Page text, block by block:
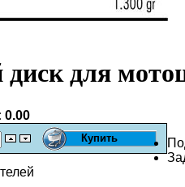
для
0.00